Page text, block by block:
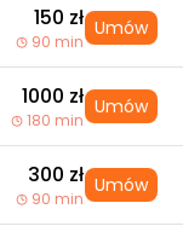
150 zł
90 min
Umów
1000 zł
180 min
Umów
300 zł
90 min
Umów